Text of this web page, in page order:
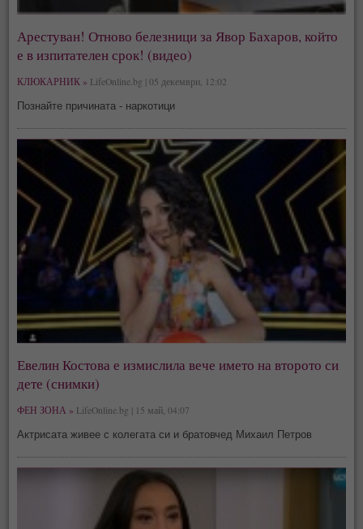
Арестуван! Отново белезници за Явор Бахаров, който
е в изпитателен срок! (видео)
КЛЮКАРНИК » LifeOnline.bg | 05 декември, 12:02
Познайте причината - наркотици
Евелин Костова е измислила вече името на второто си
дете (снимки)
ФЕН ЗОНА » LifeOnline.bg | 15 май, 04:07
Актрисата живее с колегата си и братовчед Михаил Петров